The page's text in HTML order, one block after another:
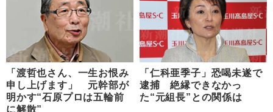
「渡哲也さん、一生お恨み
申し上げます」 元幹部が
明かす“石原プロは五輪前
に解散”
「仁科亜季子」恐喝未遂で
逮捕 絶縁できなかっ
た“元組長”との関係は